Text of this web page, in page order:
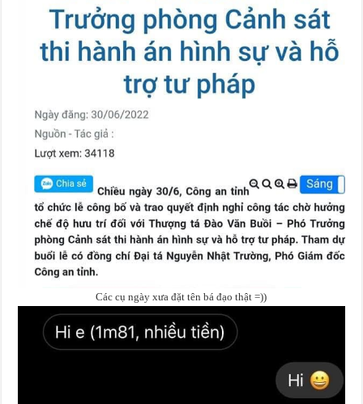
Các cụ ngày xưa đặt tên bá đạo thật =))